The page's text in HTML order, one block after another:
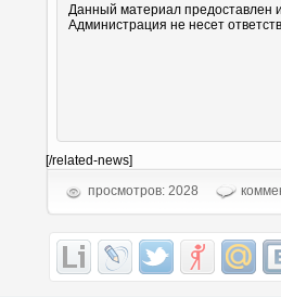
Данный материал предоставлен
Администрация не несет
[/related-news]
просмотров: 2028